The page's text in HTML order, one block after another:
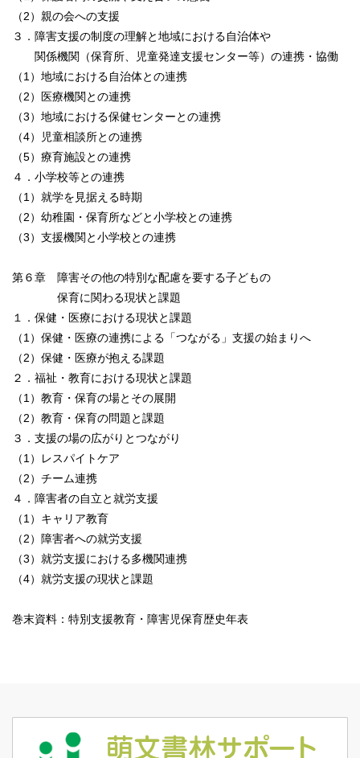
（2）親の会への支援
３．障害支援の制度の理解と地域における自治体や
関係機関（保育所、児童発達支援センター等）の連携・協働
（1）地域における自治体との連携
（2）医療機関との連携
（3）地域における保健センターとの連携
（4）児童相談所との連携
（5）療育施設との連携
４．小学校等との連携
（1）就学を見据える時期
（2）幼稚園・保育所などと小学校との連携
（3）支援機関と小学校との連携
第６章 障害その他の特別な配慮を要する子どもの
保育に関わる現状と課題
１．保健・医療における現状と課題
（1）保健・医療の連携による「つながる」支援の始まりへ
（2）保健・医療が抱える課題
２．福祉・教育における現状と課題
（1）教育・保育の場とその展開
（2）教育・保育の問題と課題
３．支援の場の広がりとつながり
（1）レスパイトケア
（2）チーム連携
４．障害者の自立と就労支援
（1）キャリア教育
（2）障害者への就労支援
（3）就労支援における多機関連携
（4）就労支援の現状と課題
巻末資料：特別支援教育・障害児保育歴史年表